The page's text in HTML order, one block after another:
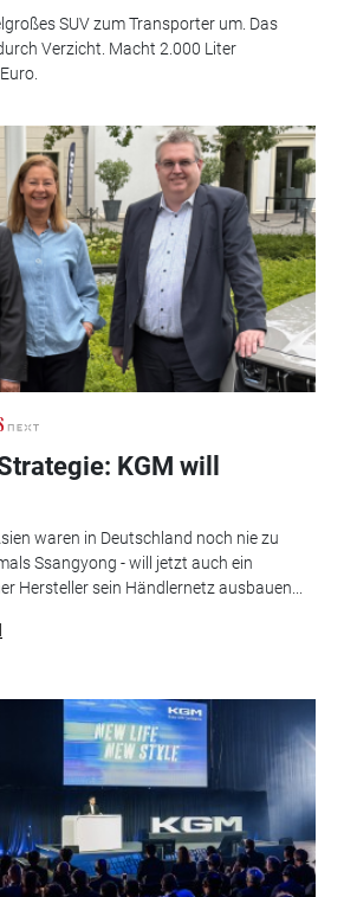
SUV zum Transporter um. Das
Verzicht. Macht 2.000 Liter
KGM will
waren in Deutschland noch nie zu
Ssangyong - will jetzt auch ein
Hersteller sein Händlernetz ausbauen...